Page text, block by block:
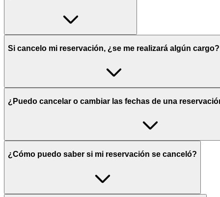
Si cancelo mi reservación, ¿se me realizará algún cargo?
¿Puedo cancelar o cambiar las fechas de una
¿Cómo puedo saber si mi reservación se canceló?